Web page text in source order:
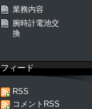
業務内容
腕時計電池交
換
フィード
RSS
コメントRSS